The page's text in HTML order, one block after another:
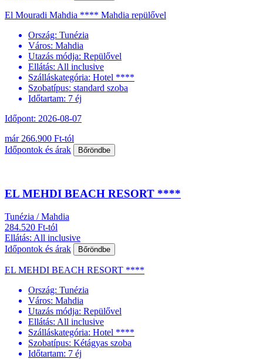
El Mouradi Mahdia **** Mahdia repülővel
Ország: Tunézia
Város: Mahdia
Utazás módja: Repülővel
Ellátás: All inclusive
Szálláskategória: Hotel ****
Szobatípus: standard szoba
Időtartam: 7 éj
Időpont: 2026-08-07
már 266.900 Ft-tól
Időpontok és árak
Bőröndbe
EL MEHDI BEACH RESORT ****
Tunézia / Mahdia
284.520 Ft-tól
Ellátás: All inclusive
Időpontok és árak
Bőröndbe
EL MEHDI BEACH RESORT ****
Ország: Tunézia
Város: Mahdia
Utazás módja: Repülővel
Ellátás: All inclusive
Szálláskategória: Hotel ****
Szobatípus: Kétágyas szoba
Időtartam: 7 éj